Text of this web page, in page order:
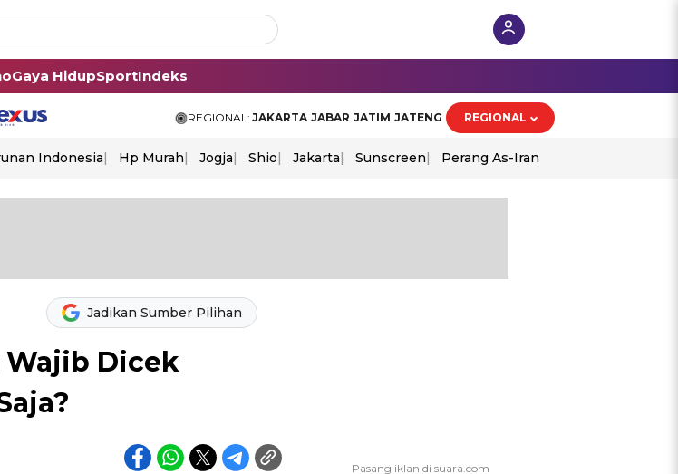
Gaya HidupSportIndeks
REGIONAL: JAKARTA JABAR JATIM JATENG REGIONAL
Indonesia Hp Murah Jogja Shio Jakarta Sunscreen Perang As-Iran
Jadikan Sumber Pilihan
Dicek